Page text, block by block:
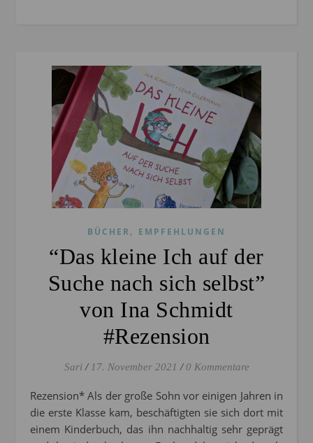
BÜCHER, EMPFEHLUNGEN
“Das kleine Ich auf der
Suche nach sich selbst”
von Ina Schmidt
#Rezension
Sari / 17. November 2021 / 0 Kommentare
Rezension* Als der große Sohn vor einigen Jahren in
die erste Klasse kam, beschäftigten sie sich dort mit
einem Kinderbuch, das ihn nachhaltig sehr geprägt